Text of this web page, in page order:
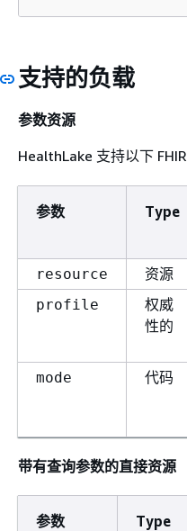
支持的负载
参数资源
HealthLake 支持以下 FHIR
参数 Type
resource 资源
profile
权威
性的
mode 代码
带有查询参数的直接资源
参数 Type